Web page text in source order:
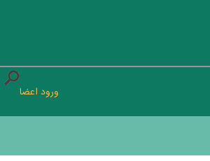
ورود اعضا